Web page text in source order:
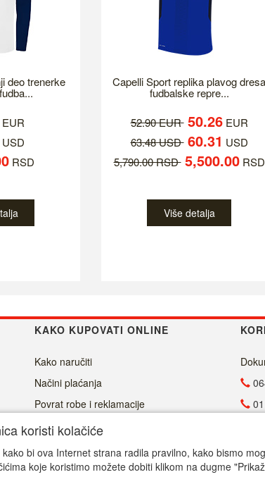
deo trenerke
RSD
Capelli Sport replika plavog dresa
fudbalske repre...
52.90 EUR 50.26EUR
63.48 USD 60.31 USD
5,790.00 RSD 5,500.00RSD
Više detalja
KAKO KUPOVATI ONLINE
Kako naručiti
Načini plaćanja
Povrat robe i reklamacije
Isporuka
koristi kolačiće
bi ova Internet strana radila pravilno, kako bismo
koje koristimo možete dobiti klikom na dugme